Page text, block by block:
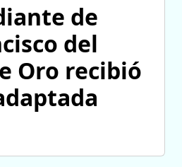
de
del
Oro recibió